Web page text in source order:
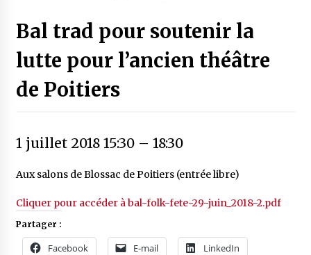
Bal trad pour soutenir la
lutte pour l’ancien théâtre
de Poitiers
1 juillet 2018 15:30– 18:30
Aux salons de Blossac de Poitiers (entrée libre)
Cliquer pour accéder à bal-folk-fete-29-juin_2018-2.pdf
Partager :
Facebook E-mail LinkedIn